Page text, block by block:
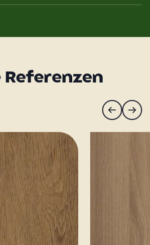
Referenzen